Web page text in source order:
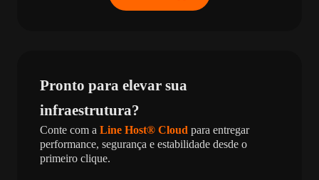
Pronto para elevar sua
infraestrutura?
Conte com a Line Host® Cloud para entregar
performance, segurança e estabilidade desde o
primeiro clique.